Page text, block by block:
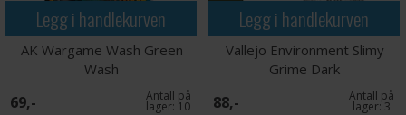
Legg i handlekurven
AK Wargame Wash Green
Wash
69,- Antall på
lager: 10
Legg i handlekurven
Vallejo Environment Slimy
Grime Dark
88,- Antall på
lager:3